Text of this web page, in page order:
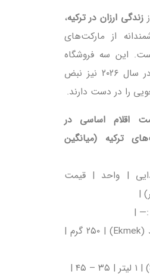
زندگی ارزان در ترکیه،
از مارکت‌های
این سه فروشگاه
زنجیره‌ای در سال ۲۰۲۶ نیز نبض
را در دست دارند.
اقلام اساسی در
ترکیه (میانگین
| واحد | قیمت
|
|
| نان سفید (Ekmek) | ۲۵۰ گرم |